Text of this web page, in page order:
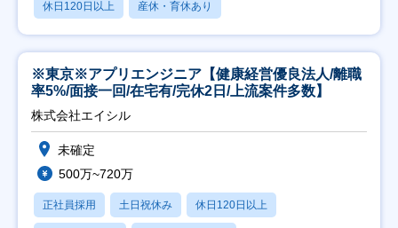
休日120日以上 産休・育休あり
※東京※アプリエンジニア【健康経営優良法人/離職
率5%/面接一回/在宅有/完休2日/上流案件多数】
株式会社エイシル
未確定
500万~720万
正社員採用 土日祝休み 休日120日以上